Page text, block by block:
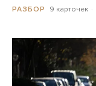
РАЗБОР 9 карточек